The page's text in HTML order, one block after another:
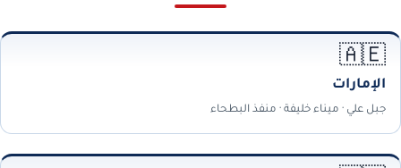
🇦🇪
الإمارات
جبل علي · ميناء خليفة · منفذ البطحاء